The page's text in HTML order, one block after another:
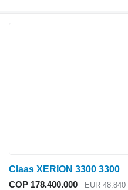
Claas XERION 3300 3300
COP 178.400.000
EUR 48.840